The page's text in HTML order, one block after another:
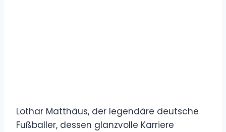
Lothar Matthäus, der legendäre deutsche
Fußballer, dessen glanzvolle Karriere